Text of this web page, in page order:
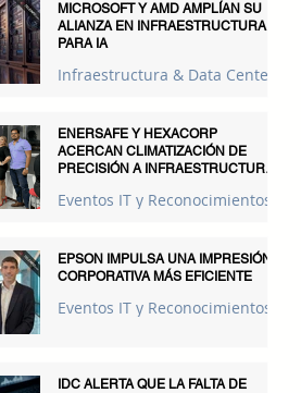
MICROSOFT Y AMD AMPLÍAN SU
ALIANZA EN INFRAESTRUCTURA
PARA IA
Infraestructura & Data Centers
ENERSAFE Y HEXACORP
ACERCAN CLIMATIZACIÓN DE
PRECISIÓN A INFRAESTRUCTURAS
Eventos IT y Reconocimientos
EPSON IMPULSA UNA IMPRESIÓN
CORPORATIVA MÁS EFICIENTE
Eventos IT y Reconocimientos
IDC ALERTA QUE LA FALTA DE